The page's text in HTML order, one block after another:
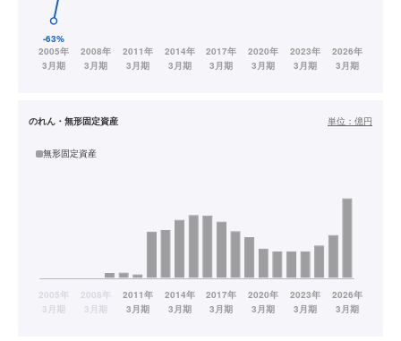
のれん・無形固定資産 単位： 億円
無形固定資産